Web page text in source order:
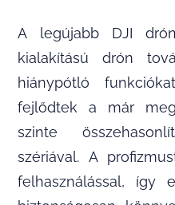
A legújabb DJI
kialakítású drón
hiánypótló
fejlődtek a már
szinte
szériával. A
felhasználással, így